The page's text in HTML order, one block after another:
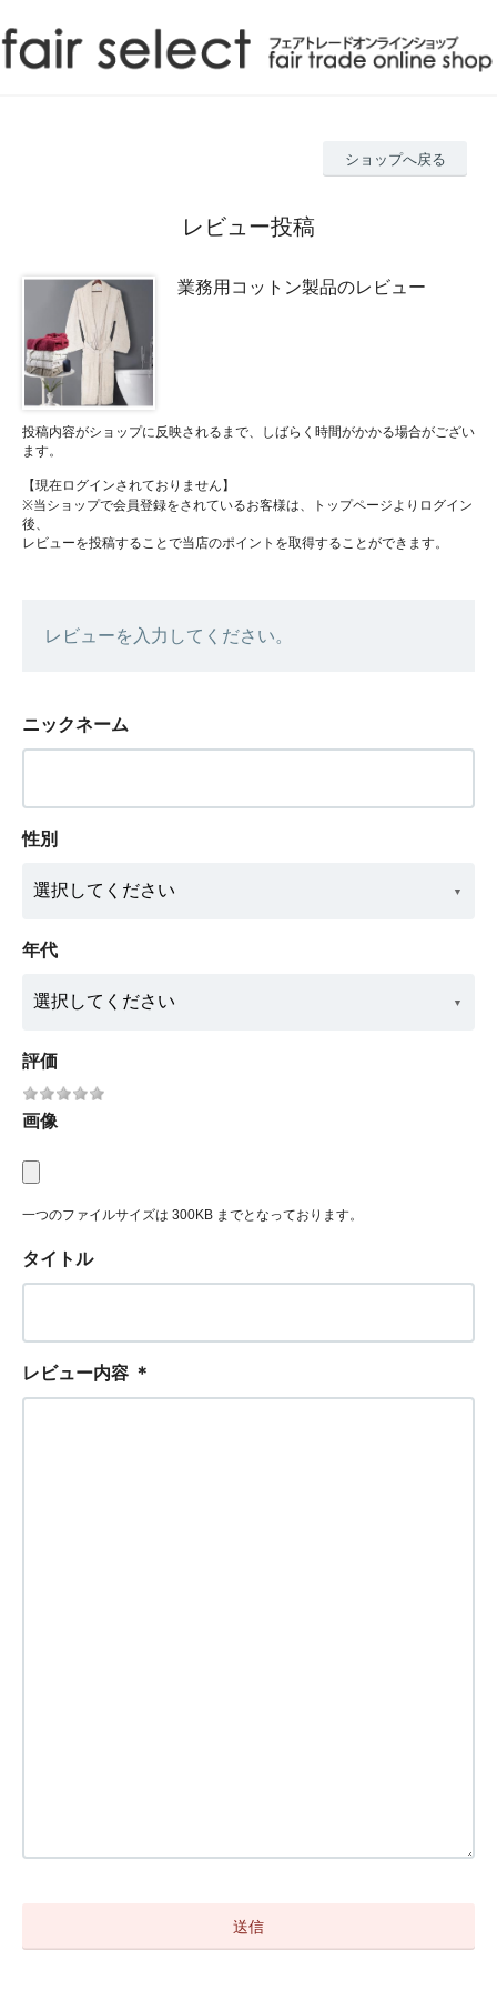
ショップへ戻る
レビュー投稿
業務用コットン製品のレビュー
投稿内容がショップに反映されるまで、しばらく時間がかかる場合がござい
ます。
【現在ログインされておりません】
※当ショップで会員登録をされているお客様は、トップページよりログイン
後、
レビューを投稿することで当店のポイントを取得することができます。
レビューを入力してください。
ニックネーム
性別
年代
評価
画像
一つのファイルサイズは 300KB までとなっております。
タイトル
レビュー内容 ＊